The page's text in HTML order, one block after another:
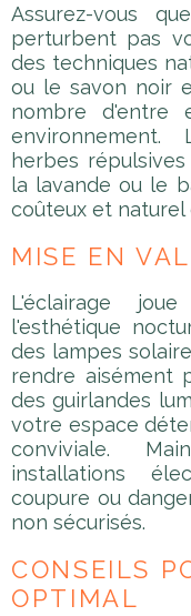
Assurez-vous
perturbent pas
des techniques
ou le savon noir
nombre d'entre
herbes
la lavande ou le
coûteux et naturel
MISE EN
L'éclairage
l'esthétique
des lampes
rendre aisément
des guirlandes
votre espace
conviviale.
installations
coupure ou
non sécurisés.
CONSEILS
OPTIMAL